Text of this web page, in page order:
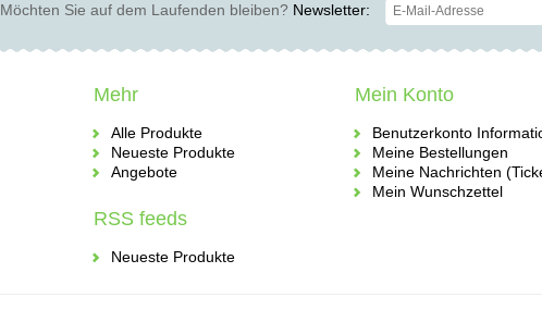
Möchten Sie auf dem Laufenden bleiben?Newsletter:
Mehr
Alle Produkte
Neueste Produkte
Angebote
RSS feeds
Neueste Produkte
Mein Konto
Benutzerkonto
Meine Bestellungen
Meine Nachrichten
Mein Wunschzettel